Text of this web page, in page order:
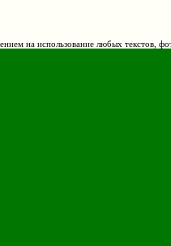
на использование любых текстов,